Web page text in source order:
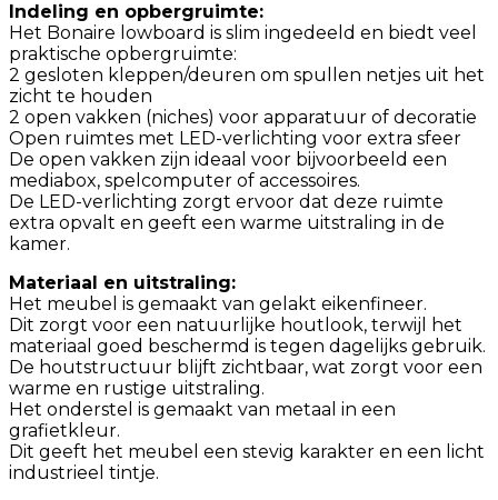
Indeling en opbergruimte:
Het Bonaire lowboard is slim ingedeeld en biedt veel
praktische opbergruimte:
2 gesloten kleppen/deuren om spullen netjes uit het
zicht te houden
2 open vakken (niches) voor apparatuur of decoratie
Open ruimtes met LED-verlichting voor extra sfeer
De open vakken zijn ideaal voor bijvoorbeeld een
mediabox, spelcomputer of accessoires.
De LED-verlichting zorgt ervoor dat deze ruimte
extra opvalt en geeft een warme uitstraling in de
kamer.
Materiaal en uitstraling:
Het meubel is gemaakt van gelakt eikenfineer.
Dit zorgt voor een natuurlijke houtlook, terwijl het
materiaal goed beschermd is tegen dagelijks gebruik.
De houtstructuur blijft zichtbaar, wat zorgt voor een
warme en rustige uitstraling.
Het onderstel is gemaakt van metaal in een
grafietkleur.
Dit geeft het meubel een stevig karakter en een licht
industrieel tintje.